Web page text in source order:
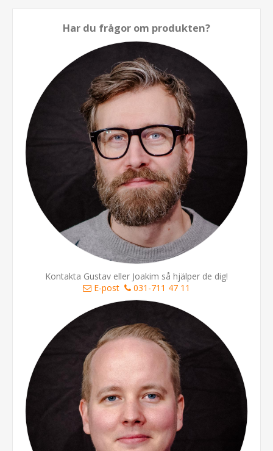
Har du frågor om produkten?
Kontakta Gustav eller Joakim så hjälper de dig!
E-post
031-711 47 11